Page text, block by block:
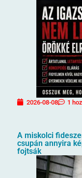
2026-08-08 1
A miskolci
csupán annyira
fojtsák